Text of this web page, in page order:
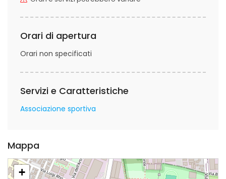
Orari di apertura
Orari non specificati
Servizi e Caratteristiche
Associazione sportiva
Mappa
+